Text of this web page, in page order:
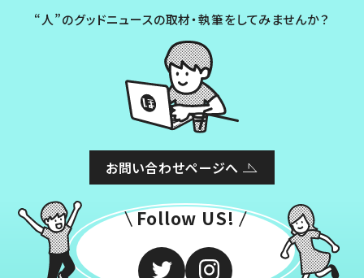
“人”のグッドニュースの取材・執筆をしてみませんか？
お問い合わせページへ
Follow US!